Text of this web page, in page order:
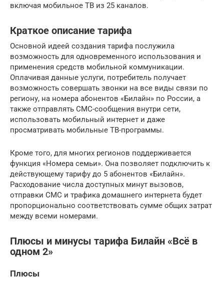
включая мобильное ТВ из 25 каналов.
Краткое описание тарифа
Основной идеей создания тарифа послужила
возможность для одновременного использования и
применения средств мобильной коммуникации.
Оплачивая данные услуги, потребитель получает
возможность совершать звонки на все виды связи по
региону, на номера абонентов «Билайн» по России, а
также отправлять СМС-сообщения внутри сети,
использовать мобильный интернет и даже
просматривать мобильные ТВ-программы.
Кроме того, для многих регионов поддерживается
функция «Номера семьи». Она позволяет подключить к
действующему тарифу до 5 абонентов «Билайн».
Расходование числа доступных минут вызовов,
отправки СМС и трафика домашнего интернета будет
пропорционально соответствовать сумме общих затрат
между всеми номерами.
Плюсы и минусы тарифа Билайн «Всё в
одном 2»
Плюсы